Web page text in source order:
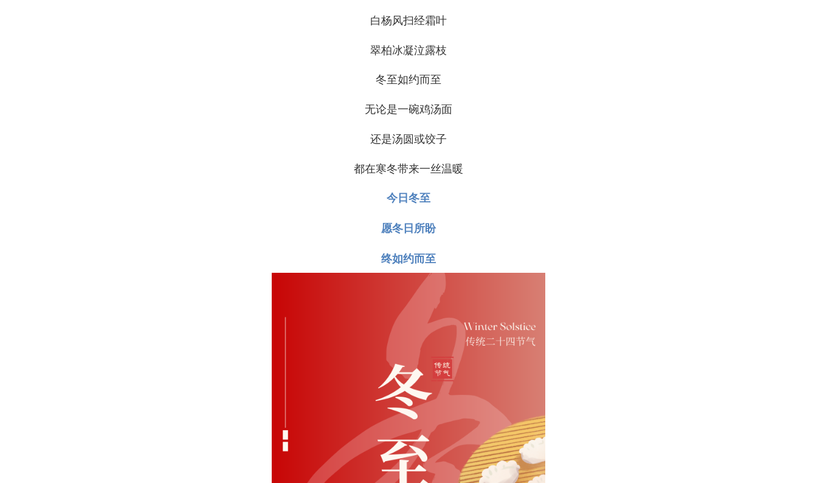
白杨风扫经霜叶
翠柏冰凝泣露枝
冬至如约而至
无论是一碗鸡汤面
还是汤圆或饺子
都在寒冬带来一丝温暖
今日冬至
愿冬日所盼
终如约而至